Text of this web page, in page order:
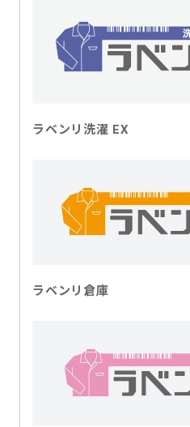
ラベンリ洗濯 EX
ラベンリ倉庫